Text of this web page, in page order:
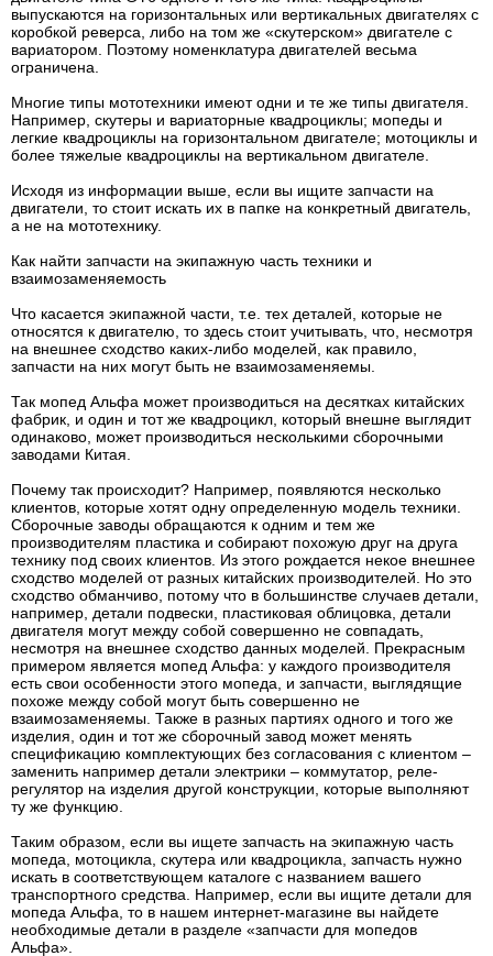
выпускаются на горизонтальных или вертикальных двигателях с
коробкой реверса, либо на том же «скутерском» двигателе с
вариатором. Поэтому номенклатура двигателей весьма
ограничена.
Многие типы мототехники имеют одни и те же типы двигателя.
Например, скутеры и вариаторные квадроциклы; мопеды и
легкие квадроциклы на горизонтальном двигателе; мотоциклы и
более тяжелые квадроциклы на вертикальном двигателе.
Исходя из информации выше, если вы ищите запчасти на
двигатели, то стоит искать их в папке на конкретный двигатель,
а не на мототехнику.
Как найти запчасти на экипажную часть техники и
взаимозаменяемость
Что касается экипажной части, т.е. тех деталей, которые не
относятся к двигателю, то здесь стоит учитывать, что, несмотря
на внешнее сходство каких-либо моделей, как правило,
запчасти на них могут быть не взаимозаменяемы.
Так мопед Альфа может производиться на десятках китайских
фабрик, и один и тот же квадроцикл, который внешне выглядит
одинаково, может производиться несколькими сборочными
заводами Китая.
Почему так происходит? Например, появляются несколько
клиентов, которые хотят одну определенную модель техники.
Сборочные заводы обращаются к одним и тем же
производителям пластика и собирают похожую друг на друга
технику под своих клиентов. Из этого рождается некое внешнее
сходство моделей от разных китайских производителей. Но это
сходство обманчиво, потому что в большинстве случаев детали,
например, детали подвески, пластиковая облицовка, детали
двигателя могут между собой совершенно не совпадать,
несмотря на внешнее сходство данных моделей. Прекрасным
примером является мопед Альфа: у каждого производителя
есть свои особенности этого мопеда, и запчасти, выглядящие
похоже между собой могут быть совершенно не
взаимозаменяемы. Также в разных партиях одного и того же
изделия, один и тот же сборочный завод может менять
спецификацию комплектующих без согласования с клиентом –
заменить например детали электрики – коммутатор, реле-
регулятор на изделия другой конструкции, которые выполняют
ту же функцию.
Таким образом, если вы ищете запчасть на экипажную часть
мопеда, мотоцикла, скутера или квадроцикла, запчасть нужно
искать в соответствующем каталоге с названием вашего
транспортного средства. Например, если вы ищите детали для
мопеда Альфа, то в нашем интернет-магазине вы найдете
необходимые детали в разделе «запчасти для мопедов
Альфа».